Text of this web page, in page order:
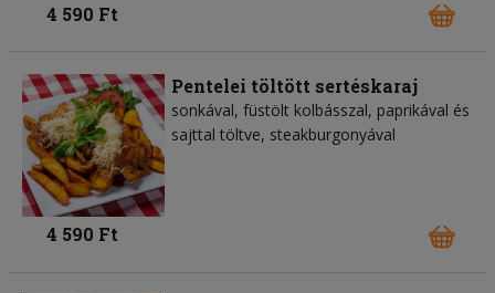
4 590 Ft
Pentelei töltött sertéskaraj
sonkával, füstölt kolbásszal, paprikával és
sajttal töltve, steakburgonyával
4 590 Ft